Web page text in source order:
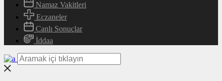
Namaz Vakitleri
Eczaneler
Canlı Sonuçlar
İddaa